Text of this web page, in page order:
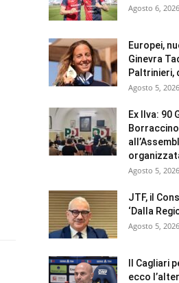
Agosto 6, 2026
Europei,
Ginevra
Paltrinieri,
Agosto 5, 2026
Ex Ilva: 90
Agosto 5, 2026
JTF, il
‘Dalla
Agosto 5, 2026
Il Cagliari
ecco